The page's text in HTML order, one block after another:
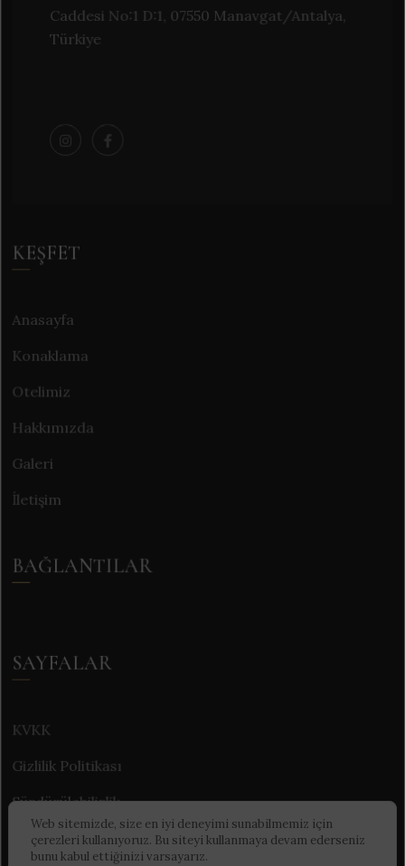
Web sitemizde, size en iyi deneyimi sunabilmemiz için
çerezleri kullanıyoruz. Bu siteyi kullanmaya devam ederseniz
bunu kabul ettiğinizi varsayarız.
Caddesi No:1 D:1, 07550 Manavgat/Antalya,
Türkiye
KEŞFET
Anasayfa
Konaklama
Otelimiz
Hakkımızda
Galeri
İletişim
BAĞLANTILAR
SAYFALAR
KVKK
Gizlilik Politikası
Sürdürülebilirlik